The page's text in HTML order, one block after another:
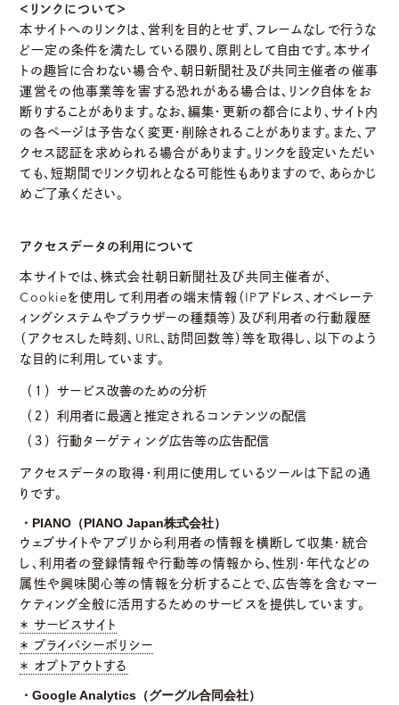
＜リンクについて＞
本サイトへのリンクは、営利を目的とせず、フレームなしで行うな
ど一定の条件を満たしている限り、原則として自由です。本サイ
トの趣旨に合わない場合や、朝日新聞社及び共同主催者の催事
運営その他事業等を害する恐れがある場合は、リンク自体をお
断りすることがあります。なお、編集・更新の都合により、サイト内
の各ページは予告なく変更・削除されることがあります。また、ア
クセス認証を求められる場合があります。リンクを設定いただい
ても、短期間でリンク切れとなる可能性もありますので、あらかじ
めご了承ください。
アクセスデータの利用について
本サイトでは、株式会社朝日新聞社及び共同主催者が、
Cookieを使用して利用者の端末情報（IPアドレス、オペレーテ
ィングシステムやブラウザーの種類等）及び利用者の行動履歴
（アクセスした時刻、URL、訪問回数等）等を取得し、以下のよう
な目的に利用しています。
（１）サービス改善のための分析
（２）利用者に最適と推定されるコンテンツの配信
（３）行動ターゲティング広告等の広告配信
アクセスデータの取得・利用に使用しているツールは下記の通
りです。
・PIANO（PIANO Japan株式会社）
ウェブサイトやアプリから利用者の情報を横断して収集・統合
し、利用者の登録情報や行動等の情報から、性別・年代などの
属性や興味関心等の情報を分析することで、広告等を含むマー
ケティング全般に活用するためのサービスを提供しています。
＊ サービスサイト
＊ プライバシーポリシー
＊ オプトアウトする
・Google Analytics（グーグル合同会社）